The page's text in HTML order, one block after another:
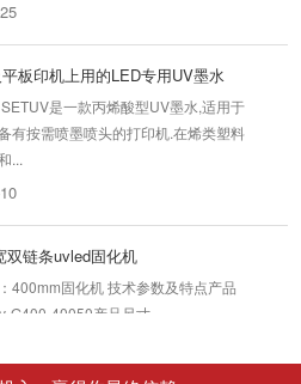
是一款丙烯酸型UV墨水,适用于
有按需喷墨喷头的打印机.在烯类塑料
...
：400mm固化机 技术参数及特点产品
G400-40050产品尺寸